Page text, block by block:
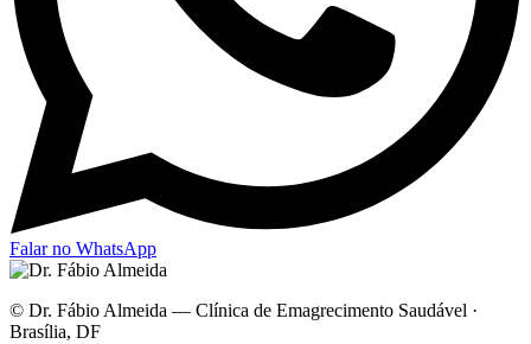
Falar no WhatsApp
© Dr. Fábio Almeida — Clínica de Emagrecimento Saudável ·
Brasília, DF